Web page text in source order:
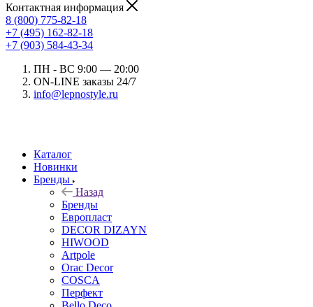
Контактная информация
8 (800) 775-82-18
+7 (495) 162-82-18
+7 (903) 584-43-34
ПН - ВС 9:00 — 20:00
ON-LINE заказы 24/7
info@lepnostyle.ru
Каталог
Новинки
Бренды
Назад
Бренды
Европласт
DECOR DIZAYN
HIWOOD
Artpole
Orac Decor
COSCA
Перфект